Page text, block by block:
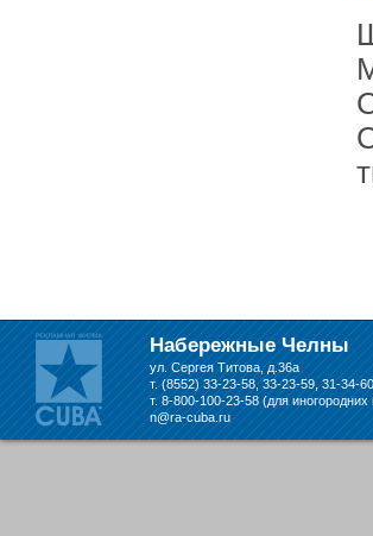
Набережные Челны
ул. Сергея Титова, д.36а
т. (8552) 33-23-58, 33-23-59, 31-34-
т. 8-800-100-23-58 (для
n@ra-cuba.ru